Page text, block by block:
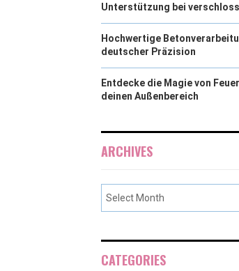
Unterstützung bei
Hochwertige
deutscher Präzision
Entdecke die Magie von
deinen Außenbereich
ARCHIVES
CATEGORIES